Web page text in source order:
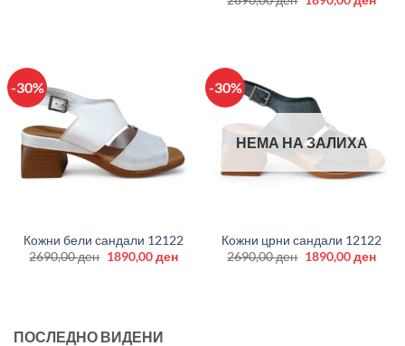
-30%
Кожни бели сандали 12122
2690,00ден Original
1890,00денCurrent
-30%
НЕМА НА ЗАЛИХА
Кожни црни сандали 12122
2690,00ден Original
1890,00ден
ПОСЛЕДНО ВИДЕНИ